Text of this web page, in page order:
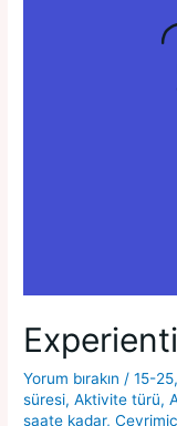
Yorum bırakın /15-25
süresi,Aktivite türü,
saate kadar,